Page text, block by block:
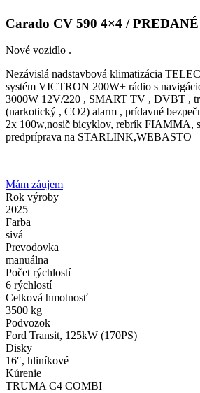
Carado CV 590 4×4 / PREDANÉ
Nové vozidlo .
Nezávislá nadstavbová klimatizácia
systém VICTRON 200W+ rádio s
3000W 12V/220 , SMART TV , DVBT ,
(narkotický , CO2) alarm , prídavné
2x 100w,nosič bicyklov, rebrík FIAMMA,
predpríprava na STARLINK,WEBASTO
Mám záujem
Rok výroby
2025
Farba
sivá
Prevodovka
manuálna
Počet rýchlostí
6 rýchlostí
Celková hmotnosť
3500 kg
Podvozok
Ford Transit, 125kW (170PS)
Disky
16″, hliníkové
Kúrenie
TRUMA C4 COMBI